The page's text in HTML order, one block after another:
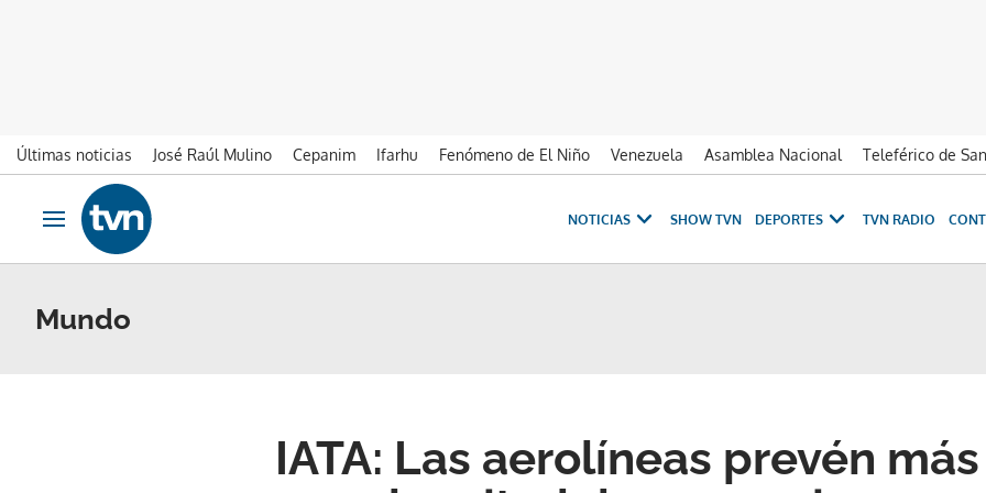
Últimas noticias José Raúl Mulino Cepanim Ifarhu Fenómeno de El Niño Venezuela Asamblea Nacional Teleférico de
Ir al contenido
Obrir navegació
NOTICIAS SHOW TVN DEPORTES TVN RADIO
Mundo
IATA: Las aerolíneas prevén